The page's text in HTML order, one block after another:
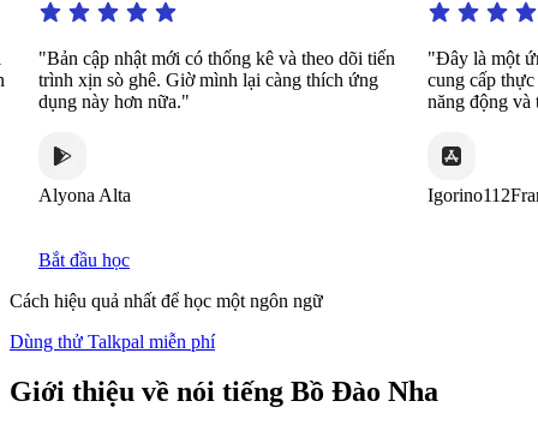
"Bản cập nhật mới có thống kê và theo dõi tiến
trình xịn sò ghê. Giờ mình lại càng thích ứng
dụng này hơn nữa."
Alyona Alta
"Đây là một ứng
cung cấp thực
năng động và thú
Igorino112France
Bắt đầu học
Cách hiệu quả nhất để học một ngôn ngữ
Dùng thử Talkpal miễn phí
Giới thiệu về nói tiếng Bồ Đào Nha